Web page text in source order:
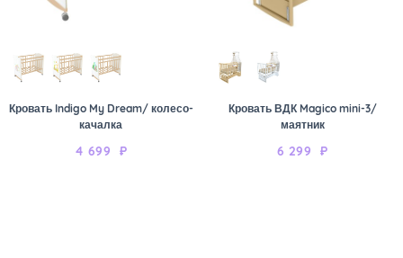
Кровать Indigo My Dream/ колесо-
качалка
4 699 ₽
Кровать ВДК Magico mini-3/
маятник
6 299 ₽